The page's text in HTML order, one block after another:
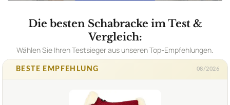
Die besten Schabracke im Test &
Vergleich:
Wählen Sie Ihren Testsieger aus unseren Top-Empfehlungen.
BESTE EMPFEHLUNG 08/2026